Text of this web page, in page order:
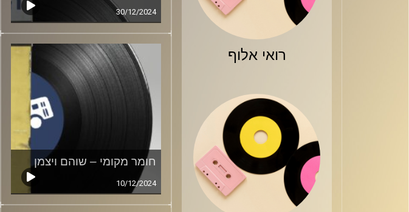
רואי אלוף
30/12/2024
חומר מקומי – שוהם ויצמן
10/12/2024